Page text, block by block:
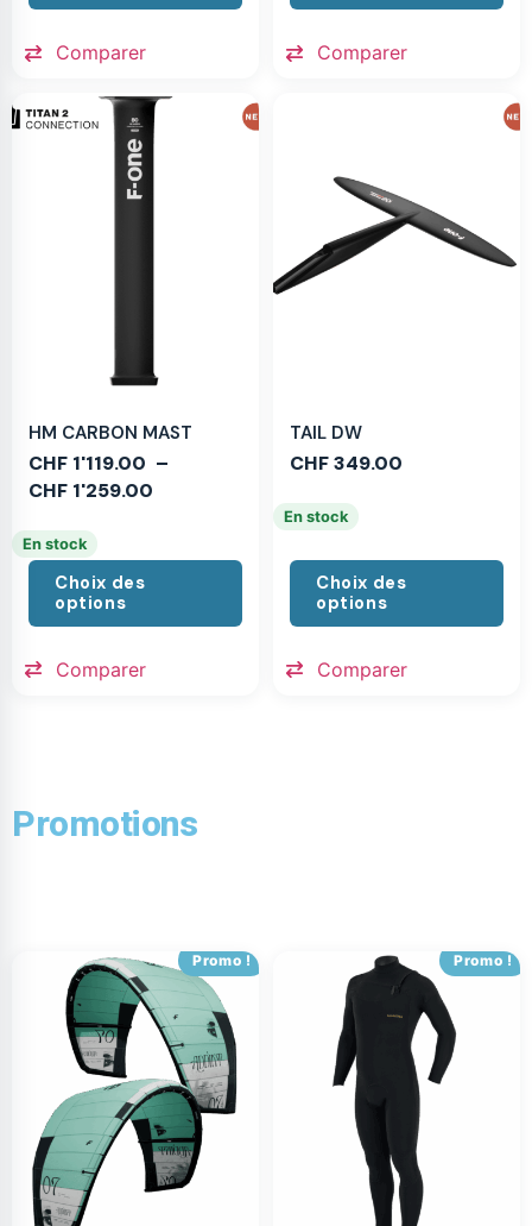
Comparer Comparer
HM CARBON MAST
CHF 1'119.00 –
CHF 1'259.00
En stock
Choix des
options
Comparer
TAIL DW
CHF349.00
En stock
Choix des
options
Comparer
Promotions
Promo ! Promo !